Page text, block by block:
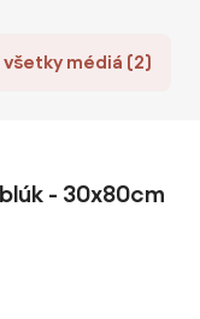
médiá (2)
- 30x80cm